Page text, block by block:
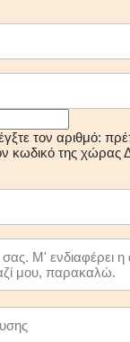
τον αριθμό:
κωδικό της χώρας